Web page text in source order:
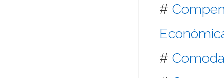
#
#